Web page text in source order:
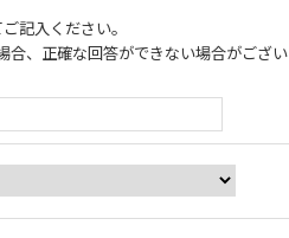
記入ください。
、正確な回答ができない場合がござい